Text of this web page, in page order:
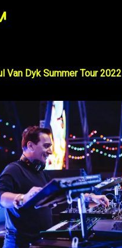
Van Dyk Summer Tour 2022